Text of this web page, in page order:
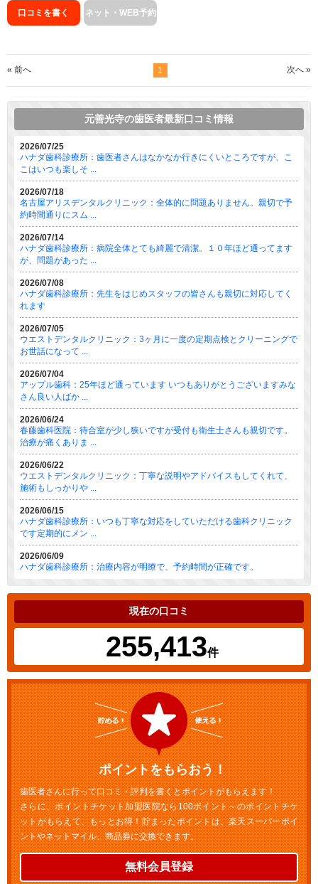
口コミを書く ネット・WEB予約
« 前へ 1 次へ »
元善光寺の歯医者最新口コミ情報
2026/07/25
ハナダ歯科診療所：歯医者さんはなかなか行きにくいところですが、こ
こはいつも楽しそ ...
2026/07/18
名古屋アリスデンタルクリニック：全体的に問題ありません。親切で予
約時間通りにスム ...
2026/07/14
ハナダ歯科診療所：病院全体とても綺麗で清潔。１０年ほど通ってます
が、問題があった ...
2026/07/08
ハナダ歯科診療所：先生をはじめスタッフの皆さんも親切に対応してく
れます
2026/07/05
ウエストデンタルクリニック：3ヶ月に一度の定期点検とクリーニングで
お世話になって ...
2026/07/04
アップル歯科：25年ほど通っています いつもありがとうございますみな
さん良い人ばか ...
2026/06/24
春藤歯科医院：待合室が少し狭いですが受付も衛生士さんも親切です。
治療が痛くありま ...
2026/06/22
ウエストデンタルクリニック：丁寧な説明やアドバイスもしてくれて、
施術もしっかりや ...
2026/06/15
ハナダ歯科診療所：いつも丁寧な対応をしていただける歯科クリニック
です定期的にメン ...
2026/06/09
ハナダ歯科診療所：治療内容が明瞭で、予約時間が正確です。
現在の口コミ
255,413件
ポイントをもらおう！
歯医者さんに行って口コミ・評判を書くとポイントがもらえます！
さらに、ポイントチケット加盟医院なら100ポイント～のポイントチケ
ットがもらえて、もっとお得！貯まったポイントは、楽天スーパーポイ
ントやネットマイル、商品券に交換できます。
無料会員登録